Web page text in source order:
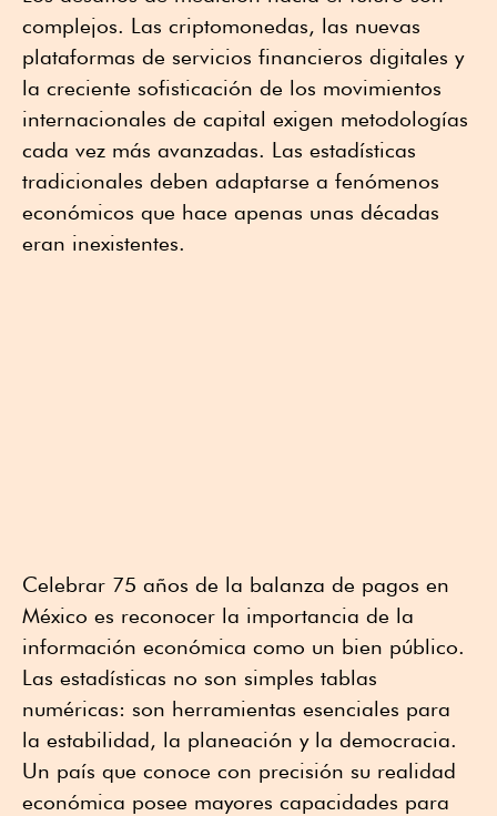
complejos. Las criptomonedas, las nuevas
plataformas de servicios financieros digitales y
la creciente sofisticación de los movimientos
internacionales de capital exigen metodologías
cada vez más avanzadas. Las estadísticas
tradicionales deben adaptarse a fenómenos
económicos que hace apenas unas décadas
eran inexistentes.
Celebrar 75 años de la balanza de pagos en
México es reconocer la importancia de la
información económica como un bien público.
Las estadísticas no son simples tablas
numéricas: son herramientas esenciales para
la estabilidad, la planeación y la democracia.
Un país que conoce con precisión su realidad
económica posee mayores capacidades para